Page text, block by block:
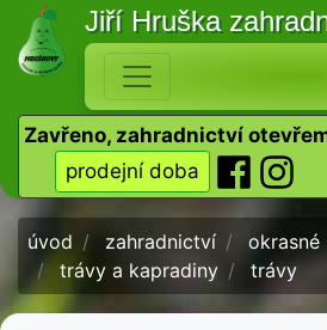
Jiří Hruška
Zavřeno, zahradnictví
prodejní doba
úvod zahradnictví
trávy a kapradiny
trávy